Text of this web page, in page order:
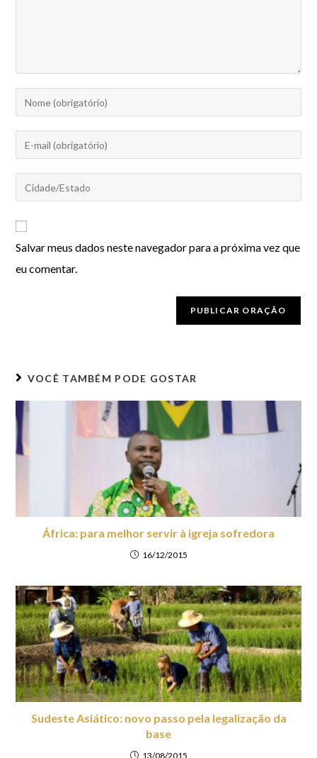
Salvar meus dados neste navegador para a próxima vez que
eu comentar.
VOCÊ TAMBÉM PODE GOSTAR
África: para melhor servir à igreja sofredora
16/12/2015
Sudeste Asiático: novo passo pela legalização da
base
13/08/2015